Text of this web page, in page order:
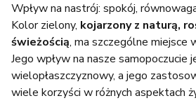
Wpływ na nastrój: spokój,
Kolor zielony, kojarzony z naturą,
świeżością, ma szczególne miejsce
Jego wpływ na nasze samopoczucie
wielopłaszczyznowy, a jego
wiele korzyści w różnych aspektach